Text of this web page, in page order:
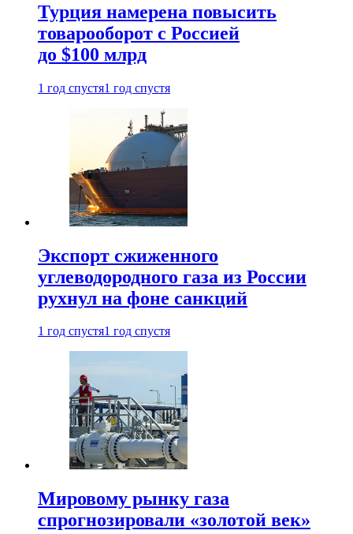
Турция намерена повысить
товарооборот с Россией
до $100 млрд
1 год спустя1 год спустя
Экспорт сжиженного
углеводородного газа из России
рухнул на фоне санкций
1 год спустя1 год спустя
Мировому рынку газа
спрогнозировали «золотой век»